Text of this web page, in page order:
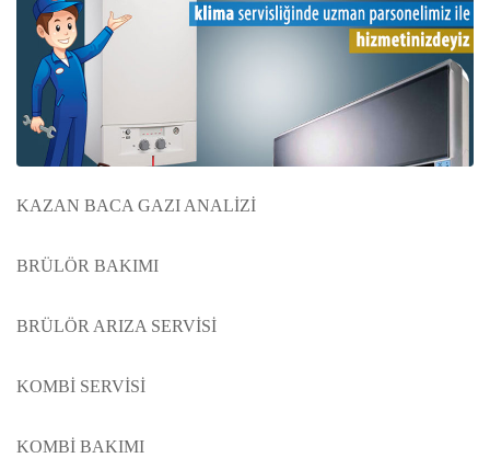
KAZAN BACA GAZI ANALİZİ
BRÜLÖR BAKIMI
BRÜLÖR ARIZA SERVİSİ
KOMBİ SERVİSİ
KOMBİ BAKIMI